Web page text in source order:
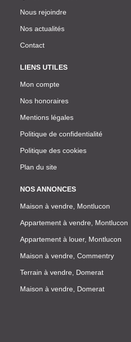
Nous rejoindre
Nos actualités
Contact
LIENS UTILES
Mon compte
Nos honoraires
Mentions légales
Politique de confidentialité
Politique des cookies
Plan du site
NOS ANNONCES
Maison à vendre, Montlucon
Appartement à vendre, Montlucon
Appartement à louer, Montlucon
Maison à vendre, Commentry
Terrain à vendre, Domerat
Maison à vendre, Domerat